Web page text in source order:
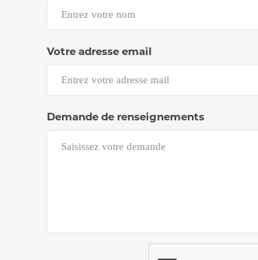
Votre adresse email
Demande de renseignements